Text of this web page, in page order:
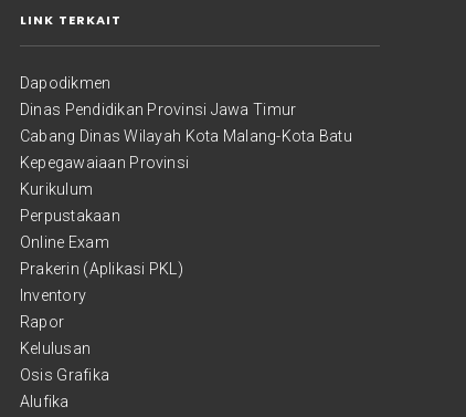
LINK TERKAIT
Dapodikmen
Dinas Pendidikan Provinsi Jawa Timur
Cabang Dinas Wilayah Kota Malang-Kota Batu
Kepegawaiaan Provinsi
Kurikulum
Perpustakaan
Online Exam
Prakerin (Aplikasi PKL)
Inventory
Rapor
Kelulusan
Osis Grafika
Alufika